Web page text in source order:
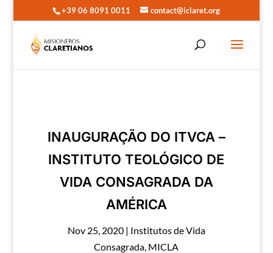
+39 06 8091 0011 contact@iclaret.org
INAUGURAÇÃO DO ITVCA –
INSTITUTO TEOLÓGICO DE
VIDA CONSAGRADA DA
AMÉRICA
Nov 25, 2020| Institutos de Vida
Consagrada, MICLA